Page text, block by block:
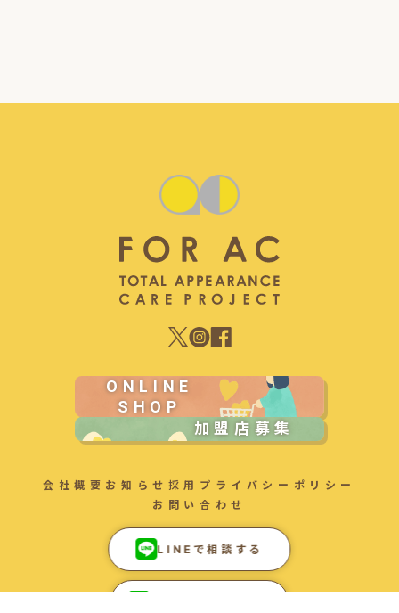
LINEで相談する
ONLINE
SHOP
加盟店募集
会社概要 お知らせ 採用 プライバシーポリシー
お問い合わせ